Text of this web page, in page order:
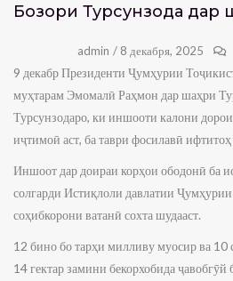
Бозори Турсунзода дар
admin / 8 декабря, 2025
9 декабр Президенти Ҷумҳурии
муҳтарам Эмомалӣ Раҳмон дар шаҳри
Турсунзодаро, ки иншооти калони
иҷтимоӣ аст, ба таври фосилавӣ
Иншоот дар доираи корҳои ободонӣ ба
солгарди Истиқлоли давлатии
соҳибкорони ватанӣ сохта шудааст.
12 бино бо тарҳи милливу муосир ва 10
14 гектар замини бекорхобида ҷавобгӯй